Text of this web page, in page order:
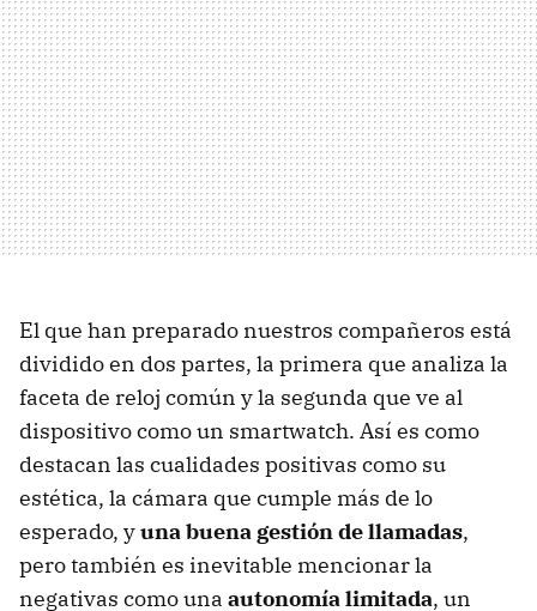
El que han preparado nuestros compañeros está
dividido en dos partes, la primera que analiza la
faceta de reloj común y la segunda que ve al
dispositivo como un smartwatch. Así es como
destacan las cualidades positivas como su
estética, la cámara que cumple más de lo
esperado, yuna buena gestión de llamadas,
pero también es inevitable mencionar la
negativas como una autonomía limitada, un